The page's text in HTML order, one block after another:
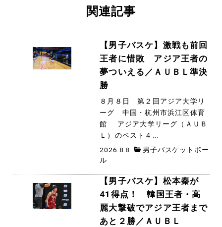
関連記事
【男子バスケ】激戦も前回
王者に惜敗 アジア王者の
夢ついえる／ＡＵＢＬ準決
勝
８月８日 第２回アジア大学リ
ーグ 中国・杭州市浜江区体育
館 アジア大学リーグ（ＡＵＢ
Ｌ）のベスト４...
2026.8.8
男子バスケットボー
ル
【男子バスケ】松本秦が
41得点！ 韓国王者・高
麗大撃破でアジア王者まで
あと２勝／ＡＵＢＬ